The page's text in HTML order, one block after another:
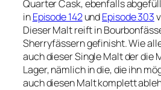
Quarter Cask, ebenfalls
inEpisode 142undEpisode 303
Dieser Malt reift in
Sherryfässern gefinisht. Wie
auch dieser Single Malt der die
Lager, nämlich in die, die ihn
auch diesen Malt komplett